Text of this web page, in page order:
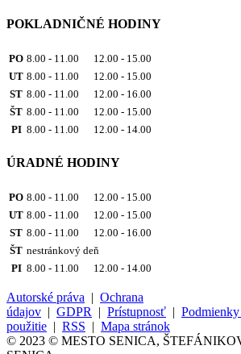
POKLADNIČNÉ HODINY
PO 8.00 - 11.00 12.00 - 15.00
UT 8.00 - 11.00 12.00 - 15.00
ST 8.00 - 11.00 12.00 - 16.00
ŠT 8.00 - 11.00 12.00 - 15.00
PI 8.00 - 11.00 12.00 - 14.00
ÚRADNÉ HODINY
PO 8.00 - 11.00 12.00 - 15.00
UT 8.00 - 11.00 12.00 - 15.00
ST 8.00 - 11.00 12.00 - 16.00
ŠT nestránkový deň
PI 8.00 - 11.00 12.00 - 14.00
Autorské práva | Ochrana
údajov | GDPR | Prístupnosť |
použitie | RSS | Mapa stránok
© 2023 © MESTO SENICA,